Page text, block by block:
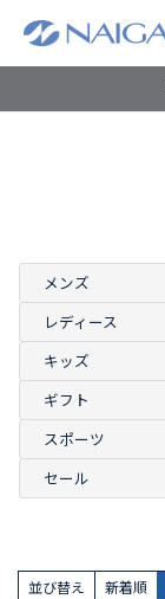
メンズ
レディース
キッズ
ギフト
スポーツ
セール
並び替え 新着順